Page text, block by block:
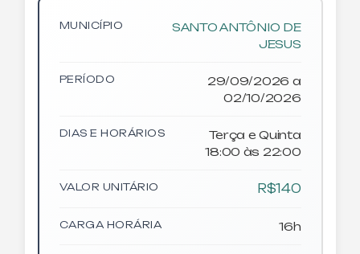
MUNICÍPIO
SANTO ANTÔNIO DE
JESUS
PERÍODO
29/09/2026 a
02/10/2026
DIAS E HORÁRIOS
Terça e Quinta
18:00 às 22:00
VALOR UNITÁRIO R$140
CARGA HORÁRIA 16h